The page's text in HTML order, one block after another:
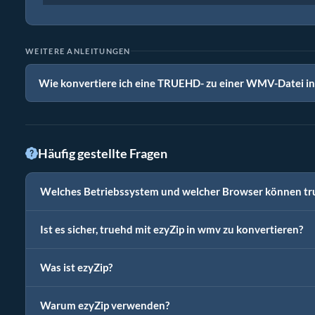
WEITERE ANLEITUNGEN
Wie konvertiere ich eine TRUEHD- zu einer WMV-Datei
Häufig gestellte Fragen
Welches Betriebssystem und welcher Browser können
Ist es sicher, truehd mit ezyZip in wmv zu konvertieren?
Was ist ezyZip?
Warum ezyZip verwenden?